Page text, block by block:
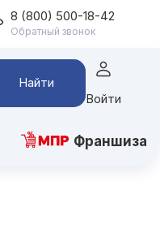
8 (800) 500-18-42
Обратный звонок
Найти
Войти
Франшиза